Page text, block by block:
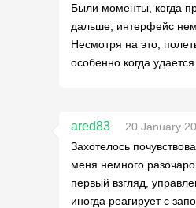
Были моменты, когда
дальше, интерфейс
Несмотря на это,
особенно когда
ared83
20 January
Захотелось
меня немного
первый взгляд,
иногда реагирует с